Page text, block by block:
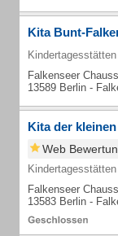
Kita Bunt-
Kindertagesstätten
Falkenseer
13589 Berlin -
Kita der
Web
Kindertagesstätten
Falkenseer
13583 Berlin -